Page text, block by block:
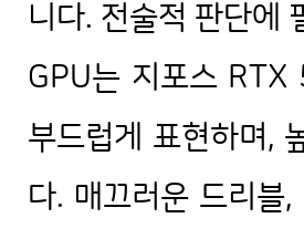
니다. 전술적 판단에
GPU는 지포스
부드럽게 표현하며,
다. 매끄러운 드리블